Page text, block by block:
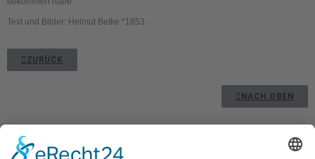
Text und Bilder: Helmut Betke *1853
ZURÜCK
NACH OBEN
Kontakt